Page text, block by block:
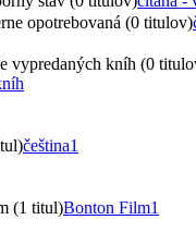
opotrebovaná (0 titulov)
vypredaných kníh (0
čeština1
(1 titul)Bonton Film1